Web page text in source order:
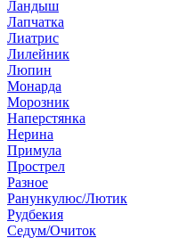
Ландыш
Лапчатка
Лиатрис
Лилейник
Люпин
Монарда
Морозник
Наперстянка
Нерина
Примула
Прострел
Разное
Ранункулюс/Лютик
Рудбекия
Седум/Очиток